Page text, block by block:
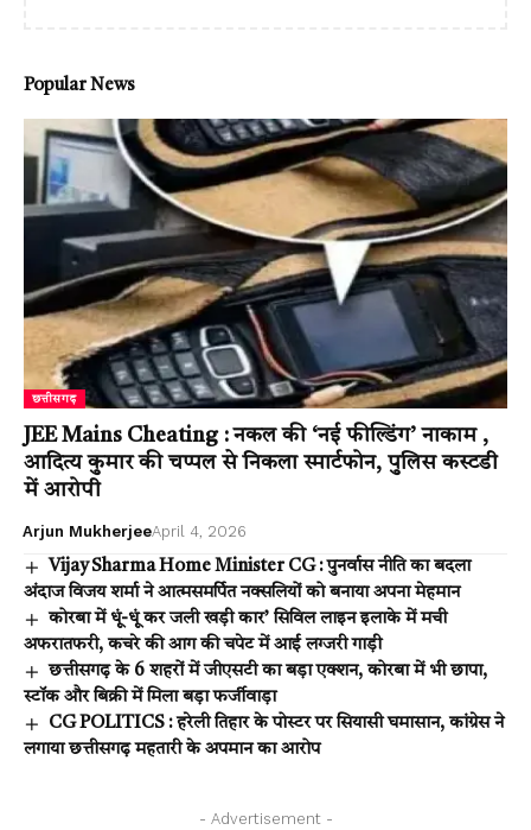
Popular News
छत्तीसगढ़
JEE Mains Cheating : नकल की ‘नई फील्डिंग’ नाकाम ,
आदित्य कुमार की चप्पल से निकला स्मार्टफोन, पुलिस कस्टडी
में आरोपी
Arjun MukherjeeApril 4, 2026
Vijay Sharma Home Minister CG : पुनर्वास नीति का बदला
अंदाज विजय शर्मा ने आत्मसमर्पित नक्सलियों को बनाया अपना मेहमान
कोरबा में धूं-धूं कर जली खड़ी कार’ सिविल लाइन इलाके में मची
अफरातफरी, कचरे की आग की चपेट में आई लग्जरी गाड़ी
छत्तीसगढ़ के 6 शहरों में जीएसटी का बड़ा एक्शन, कोरबा में भी छापा,
स्टॉक और बिक्री में मिला बड़ा फर्जीवाड़ा
CG POLITICS : हरेली तिहार के पोस्टर पर सियासी घमासान, कांग्रेस ने
लगाया छत्तीसगढ़ महतारी के अपमान का आरोप
- Advertisement -